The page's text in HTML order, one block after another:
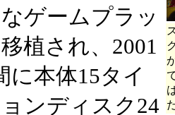
ゲームプラッ
植され、2001
に本体15タイ
ンディスク24